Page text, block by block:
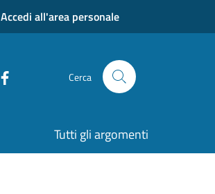
Accedi all'area personale
Cerca
Tutti gli argomenti